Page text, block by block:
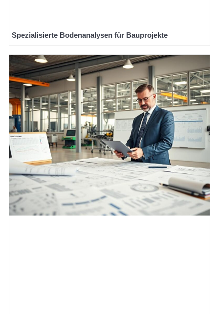
Spezialisierte Bodenanalysen für Bauprojekte